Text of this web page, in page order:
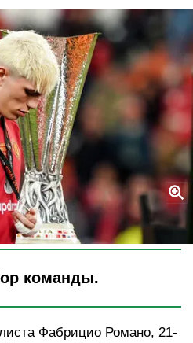
Media
команды.
Фабрицио Романо, 21-